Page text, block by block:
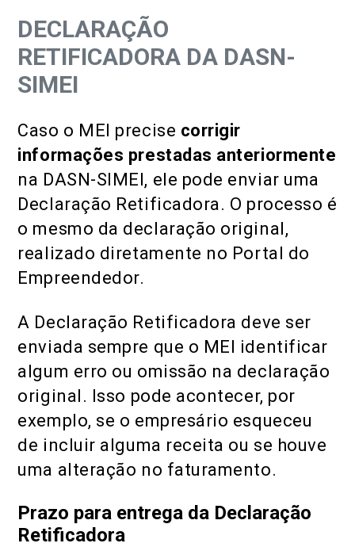
DECLARAÇÃO
RETIFICADORA DA DASN-
SIMEI
Caso o MEI precise corrigir
informações prestadas anteriormente
na DASN-SIMEI, ele pode enviar uma
Declaração Retificadora. O processo é
o mesmo da declaração original,
realizado diretamente no Portal do
Empreendedor.
A Declaração Retificadora deve ser
enviada sempre que o MEI identificar
algum erro ou omissão na declaração
original. Isso pode acontecer, por
exemplo, se o empresário esqueceu
de incluir alguma receita ou se houve
uma alteração no faturamento.
Prazo para entrega da Declaração
Retificadora